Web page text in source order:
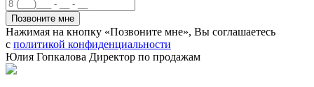
Нажимая на кнопку «Позвоните мне», Вы соглашаетесь
с политикой конфиденциальности
Юлия Гопкалова Директор по продажам